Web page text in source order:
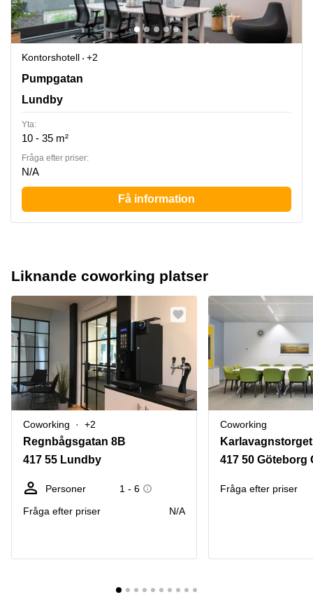
Kontorshotell
+2
Pumpgatan 1, Lundby
Pumpgatan
Lundby
Yta:
10 - 35 m²
Fråga efter priser:
N/A
Få information
Liknande coworking platser
Coworking +2
Regnbågsgatan 8B
417 55 Lundby
Personer
1 - 6
Fråga efter priser
N/A
Coworking
417 50 Göteborg
Fråga efter priser